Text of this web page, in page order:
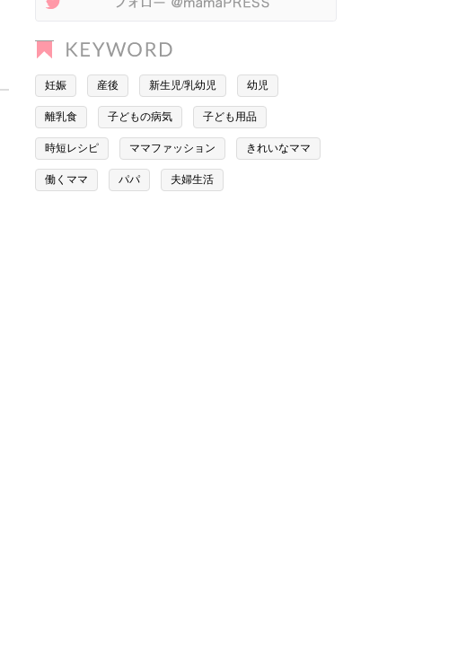
妊娠 産後 新生児/乳幼児 幼児
離乳食 子どもの病気 子ども用品
時短レシピ ママファッション きれいなママ
働くママ パパ 夫婦生活